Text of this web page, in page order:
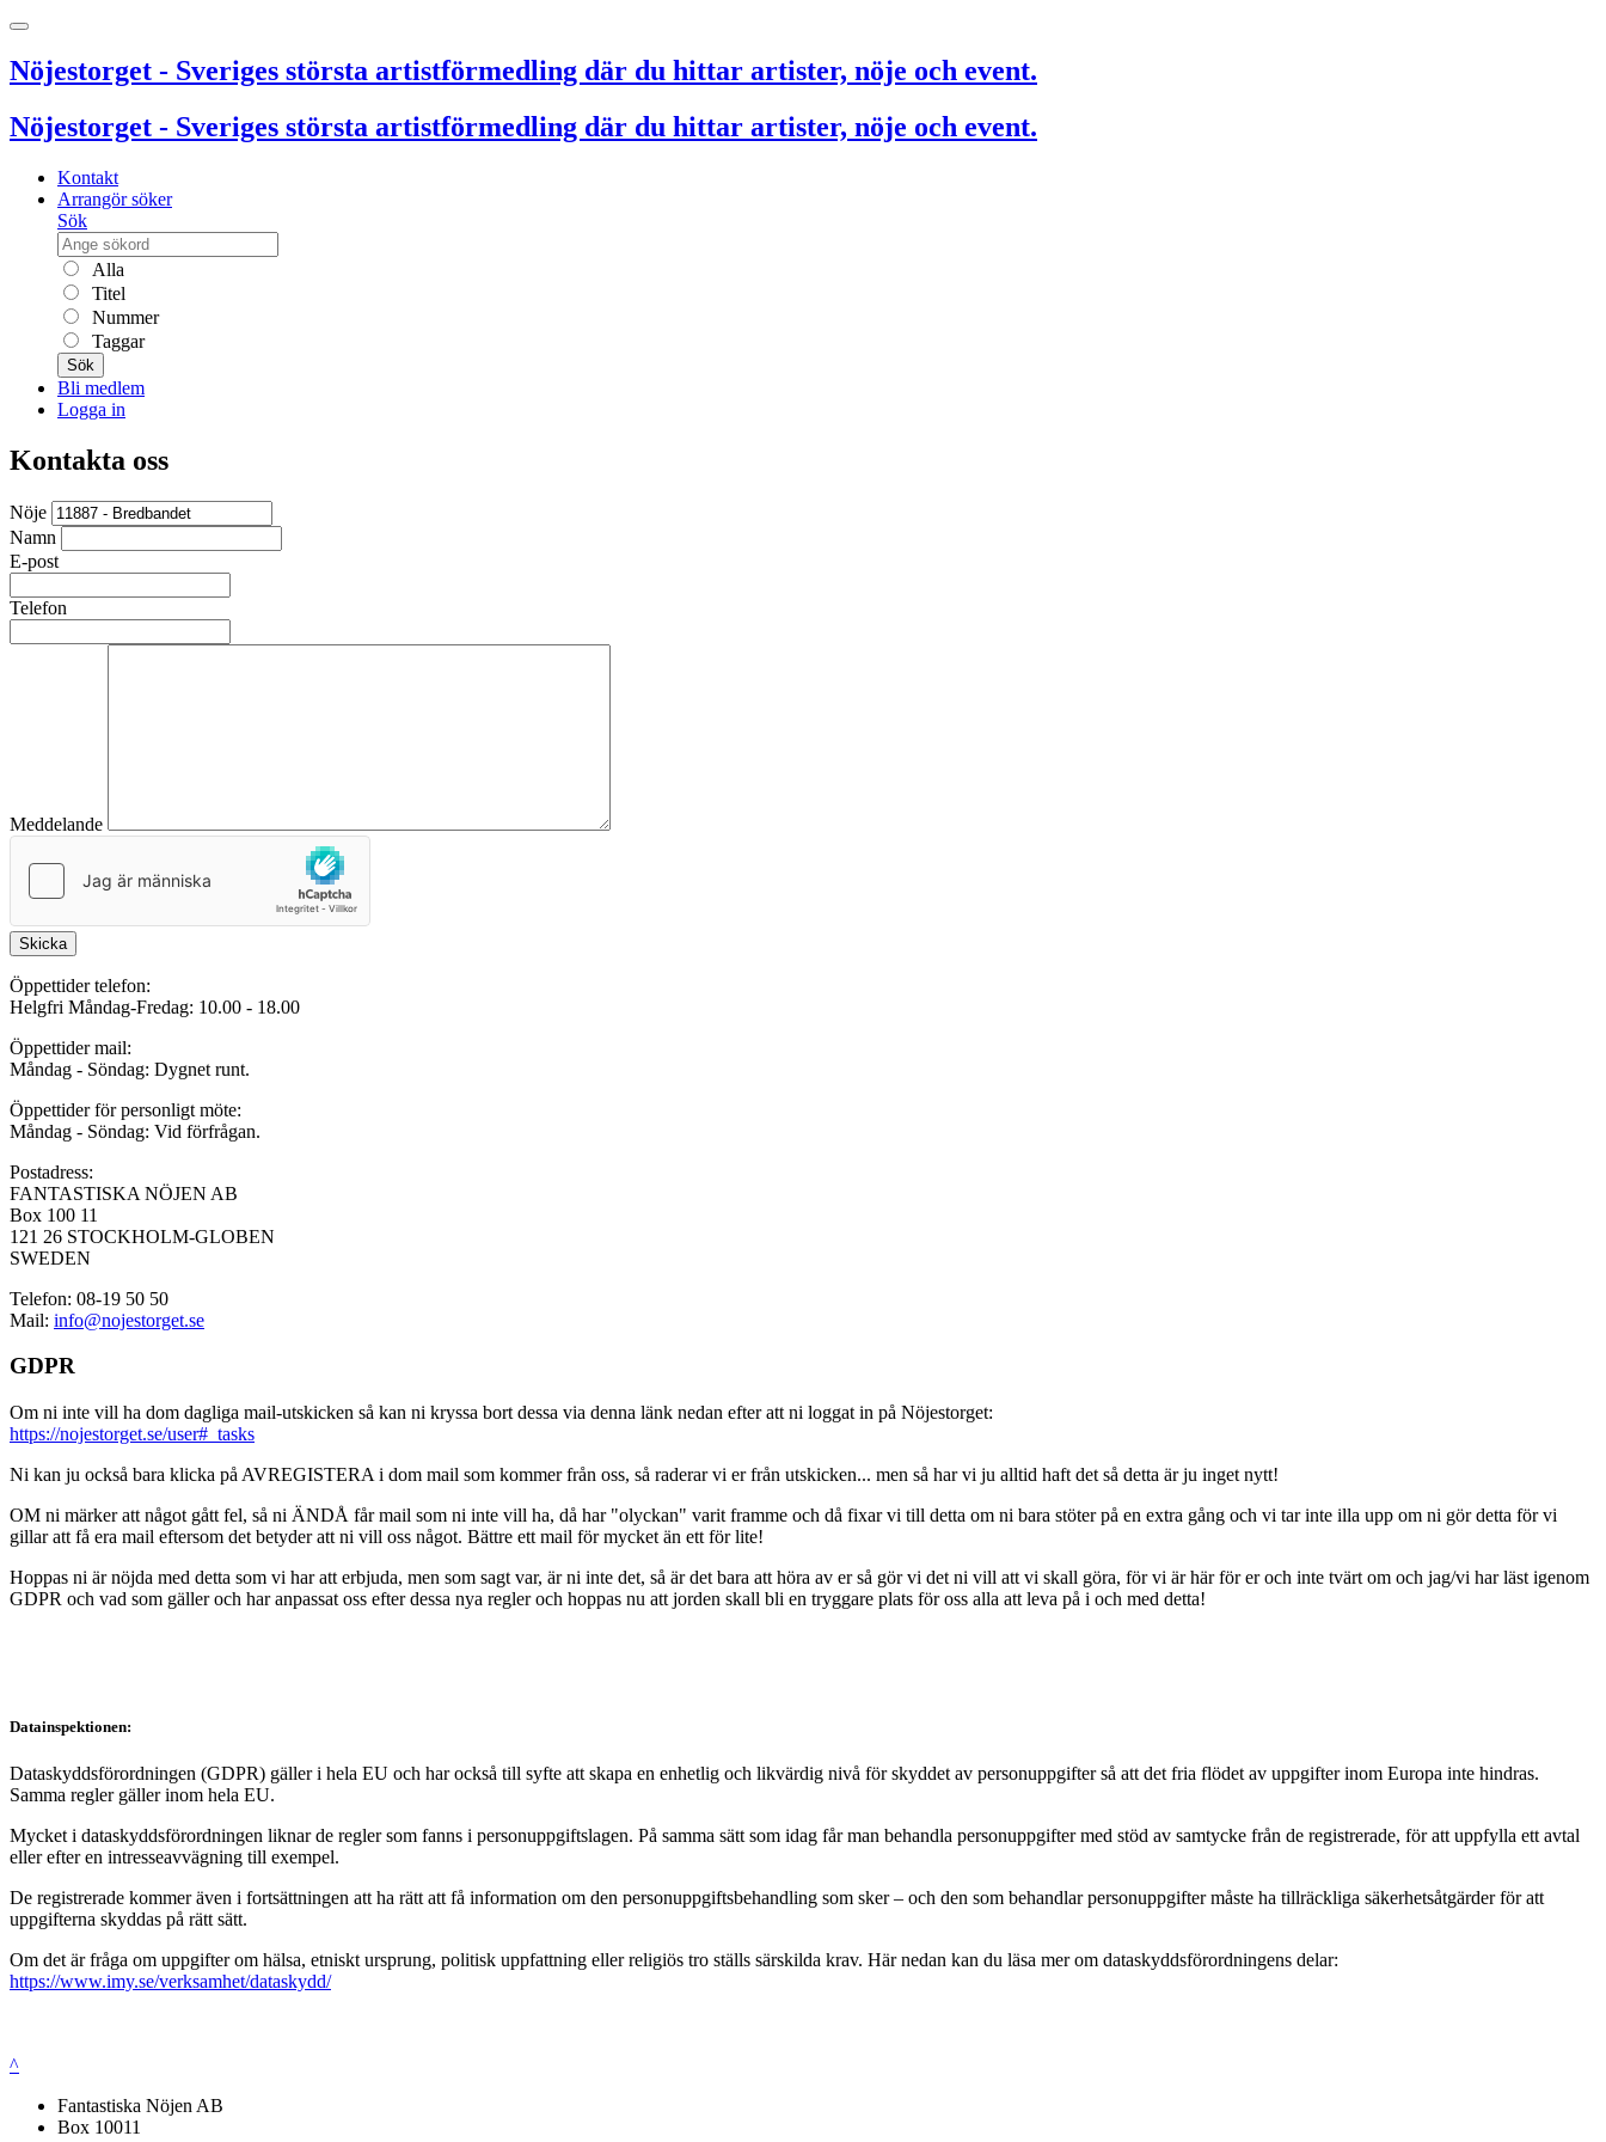
Nöjestorget - Sveriges största artistförmedling där du hittar artister, nöje och event.
Nöjestorget - Sveriges största artistförmedling där du hittar artister, nöje och event.
Kontakt
Arrangör söker
Sök
Alla
Titel
Nummer
Taggar
Sök
Bli medlem
Logga in
Kontakta oss
Nöje
Namn
E-post
Telefon
Meddelande
Skicka
Öppettider telefon:
Helgfri Måndag-Fredag: 10.00 - 18.00
Öppettider mail:
Måndag - Söndag: Dygnet runt.
Öppettider för personligt möte:
Måndag - Söndag: Vid förfrågan.
Postadress:
FANTASTISKA NÖJEN AB
Box 100 11
121 26 STOCKHOLM-GLOBEN
SWEDEN
Telefon: 08-19 50 50
Mail: info@nojestorget.se
GDPR
Om ni inte vill ha dom dagliga mail-utskicken så kan ni kryssa bort dessa via denna länk nedan efter att ni loggat in på Nöjestorget:
https://nojestorget.se/user#_tasks
Ni kan ju också bara klicka på AVREGISTERA i dom mail som kommer från oss, så raderar vi er från utskicken... men så har vi ju alltid haft det så detta är ju inget nytt!
OM ni märker att något gått fel, så ni ÄNDÅ får mail som ni inte vill ha, då har "olyckan" varit framme och då fixar vi till detta om ni bara stöter på en extra gång och vi tar inte illa upp om ni gör detta för vi
gillar att få era mail eftersom det betyder att ni vill oss något. Bättre ett mail för mycket än ett för lite!
Hoppas ni är nöjda med detta som vi har att erbjuda, men som sagt var, är ni inte det, så är det bara att höra av er så gör vi det ni vill att vi skall göra, för vi är här för er och inte tvärt om och jag/vi har läst igenom
GDPR och vad som gäller och har anpassat oss efter dessa nya regler och hoppas nu att jorden skall bli en tryggare plats för oss alla att leva på i och med detta!
Datainspektionen:
Dataskyddsförordningen (GDPR) gäller i hela EU och har också till syfte att skapa en enhetlig och likvärdig nivå för skyddet av personuppgifter så att det fria flödet av uppgifter inom Europa inte hindras.
Samma regler gäller inom hela EU.
Mycket i dataskyddsförordningen liknar de regler som fanns i personuppgiftslagen. På samma sätt som idag får man behandla personuppgifter med stöd av samtycke från de registrerade, för att uppfylla ett avtal
eller efter en intresseavvägning till exempel.
De registrerade kommer även i fortsättningen att ha rätt att få information om den personuppgiftsbehandling som sker – och den som behandlar personuppgifter måste ha tillräckliga säkerhetsåtgärder för att
uppgifterna skyddas på rätt sätt.
Om det är fråga om uppgifter om hälsa, etniskt ursprung, politisk uppfattning eller religiös tro ställs särskilda krav. Här nedan kan du läsa mer om dataskyddsförordningens delar:
https://www.imy.se/verksamhet/dataskydd/
^
Fantastiska Nöjen AB
Box 10011